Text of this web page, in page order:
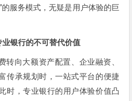
的服务模式，无疑是用户体验的巨
业银行的不可替代价值
转向大额资产配置、企业融资、
传承规划时，一站式平台的便捷
时，专业银行的用户体验价值凸